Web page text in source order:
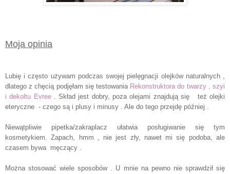
Moja opinia
Lubię i często używam podczas swojej pielęgnacji olejków naturalnych ,
dlatego z chęcią podjęłam się testowania Rekonstruktora do twarzy , szyi
i dekoltu Evree. Skład jest dobry, poza olejami znajdują się też olejki
eteryczne - czego są i plusy i minusy . Ale do tego przejdę później .
Niewątpliwie pipetka/zakraplacz ułatwia posługiwanie się tym
kosmetykiem. Zapach, hmm , nie jest zły, nawet mi się podoba, ale
czasem bywa męczący .
Można stosować wiele sposobów . U mnie na pewno nie sprawdził się